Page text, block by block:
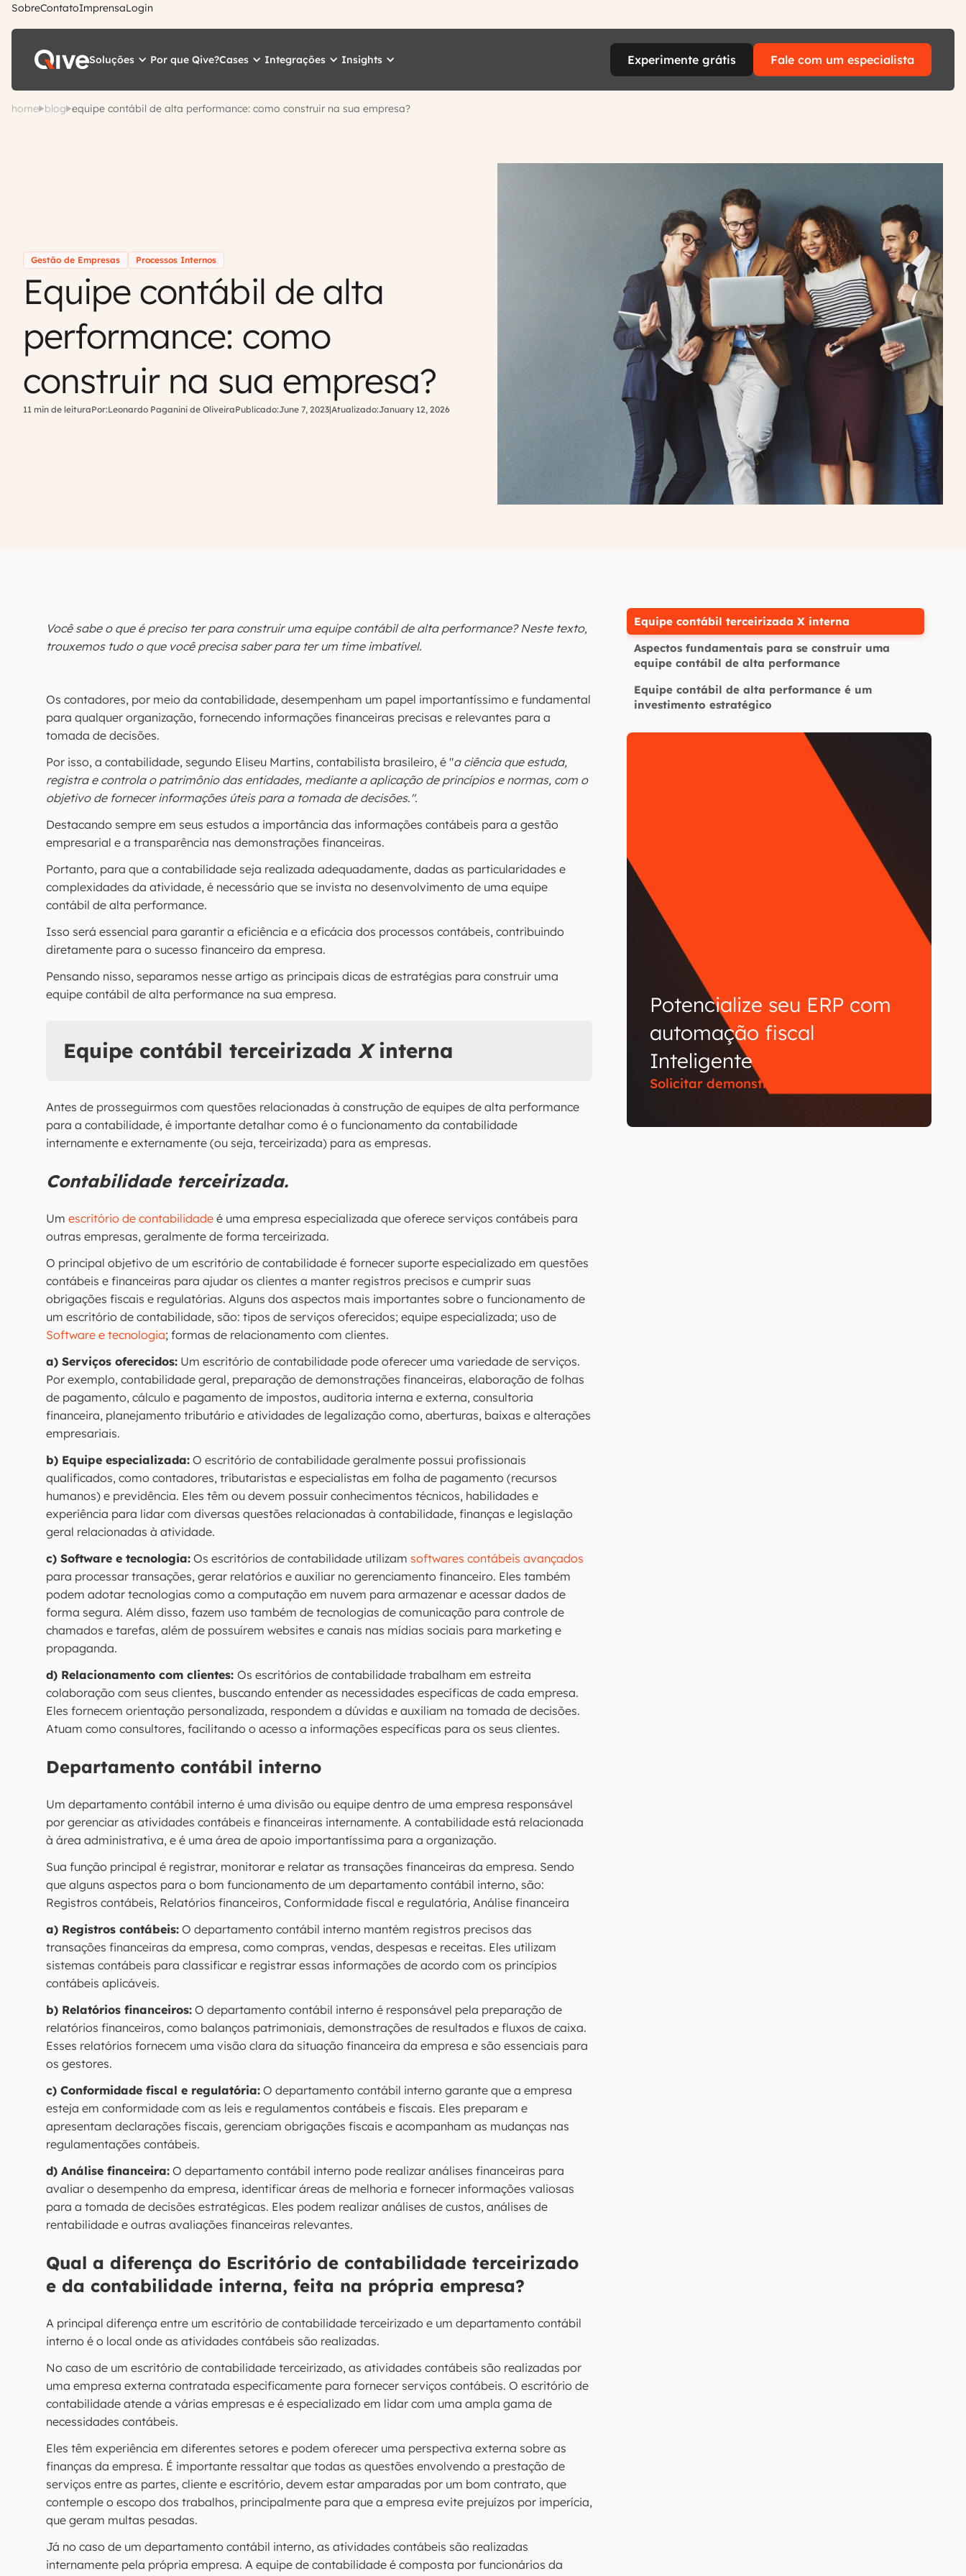
SobreContatoImprensaLogin
Soluções Por que Qive?Cases Integrações Insights Experimente grátis Fale com um especialista
home blog equipe contábil de alta performance: como construir na sua empresa?
Gestão de Empresas Processos Internos
Equipe contábil de alta
performance: como
construir na sua empresa?
11 min de leituraPor:Leonardo Paganini de OliveiraPublicado:June 7, 2023|Atualizado:January 12, 2026
Equipe contábil terceirizada X interna
Aspectos fundamentais para se construir uma
equipe contábil de alta performance
Equipe contábil de alta performance é um
investimento estratégico
Potencialize seu ERP com
automação fiscal
Inteligente
Solicitar demonstração
Você sabe o que é preciso ter para construir uma equipe contábil de alta performance? Neste texto,
trouxemos tudo o que você precisa saber para ter um time imbatível.
Os contadores, por meio da contabilidade, desempenham um papel importantíssimo e fundamental
para qualquer organização, fornecendo informações financeiras precisas e relevantes para a
tomada de decisões.
Por isso, a contabilidade, segundo Eliseu Martins, contabilista brasileiro, é "a ciência que estuda,
registra e controla o patrimônio das entidades, mediante a aplicação de princípios e normas, com o
objetivo de fornecer informações úteis para a tomada de decisões.".
Destacando sempre em seus estudos a importância das informações contábeis para a gestão
empresarial e a transparência nas demonstrações financeiras.
Portanto, para que a contabilidade seja realizada adequadamente, dadas as particularidades e
complexidades da atividade, é necessário que se invista no desenvolvimento de uma equipe
contábil de alta performance.
Isso será essencial para garantir a eficiência e a eficácia dos processos contábeis, contribuindo
diretamente para o sucesso financeiro da empresa.
Pensando nisso, separamos nesse artigo as principais dicas de estratégias para construir uma
equipe contábil de alta performance na sua empresa.
Equipe contábil terceirizada Xinterna
Antes de prosseguirmos com questões relacionadas à construção de equipes de alta performance
para a contabilidade, é importante detalhar como é o funcionamento da contabilidade
internamente e externamente (ou seja, terceirizada) para as empresas.
Contabilidade terceirizada.
Um escritório de contabilidade é uma empresa especializada que oferece serviços contábeis para
outras empresas, geralmente de forma terceirizada.
O principal objetivo de um escritório de contabilidade é fornecer suporte especializado em questões
contábeis e financeiras para ajudar os clientes a manter registros precisos e cumprir suas
obrigações fiscais e regulatórias. Alguns dos aspectos mais importantes sobre o funcionamento de
um escritório de contabilidade, são: tipos de serviços oferecidos; equipe especializada; uso de
Software e tecnologia; formas de relacionamento com clientes.
a) Serviços oferecidos: Um escritório de contabilidade pode oferecer uma variedade de serviços.
Por exemplo, contabilidade geral, preparação de demonstrações financeiras, elaboração de folhas
de pagamento, cálculo e pagamento de impostos, auditoria interna e externa, consultoria
financeira, planejamento tributário e atividades de legalização como, aberturas, baixas e alterações
empresariais.
b) Equipe especializada: O escritório de contabilidade geralmente possui profissionais
qualificados, como contadores, tributaristas e especialistas em folha de pagamento (recursos
humanos) e previdência. Eles têm ou devem possuir conhecimentos técnicos, habilidades e
experiência para lidar com diversas questões relacionadas à contabilidade, finanças e legislação
geral relacionadas à atividade.
c) Software e tecnologia: Os escritórios de contabilidade utilizam softwares contábeis avançados
para processar transações, gerar relatórios e auxiliar no gerenciamento financeiro. Eles também
podem adotar tecnologias como a computação em nuvem para armazenar e acessar dados de
forma segura. Além disso, fazem uso também de tecnologias de comunicação para controle de
chamados e tarefas, além de possuírem websites e canais nas mídias sociais para marketing e
propaganda.
d) Relacionamento com clientes: Os escritórios de contabilidade trabalham em estreita
colaboração com seus clientes, buscando entender as necessidades específicas de cada empresa.
Eles fornecem orientação personalizada, respondem a dúvidas e auxiliam na tomada de decisões.
Atuam como consultores, facilitando o acesso a informações específicas para os seus clientes.
Departamento contábil interno
Um departamento contábil interno é uma divisão ou equipe dentro de uma empresa responsável
por gerenciar as atividades contábeis e financeiras internamente. A contabilidade está relacionada
à área administrativa, e é uma área de apoio importantíssima para a organização.
Sua função principal é registrar, monitorar e relatar as transações financeiras da empresa. Sendo
que alguns aspectos para o bom funcionamento de um departamento contábil interno, são:
Registros contábeis, Relatórios financeiros, Conformidade fiscal e regulatória, Análise financeira
a) Registros contábeis: O departamento contábil interno mantém registros precisos das
transações financeiras da empresa, como compras, vendas, despesas e receitas. Eles utilizam
sistemas contábeis para classificar e registrar essas informações de acordo com os princípios
contábeis aplicáveis.
b) Relatórios financeiros: O departamento contábil interno é responsável pela preparação de
relatórios financeiros, como balanços patrimoniais, demonstrações de resultados e fluxos de caixa.
Esses relatórios fornecem uma visão clara da situação financeira da empresa e são essenciais para
os gestores.
c) Conformidade fiscal e regulatória: O departamento contábil interno garante que a empresa
esteja em conformidade com as leis e regulamentos contábeis e fiscais. Eles preparam e
apresentam declarações fiscais, gerenciam obrigações fiscais e acompanham as mudanças nas
regulamentações contábeis.
d) Análise financeira: O departamento contábil interno pode realizar análises financeiras para
avaliar o desempenho da empresa, identificar áreas de melhoria e fornecer informações valiosas
para a tomada de decisões estratégicas. Eles podem realizar análises de custos, análises de
rentabilidade e outras avaliações financeiras relevantes.
Qual a diferença do Escritório de contabilidade terceirizado
e da contabilidade interna, feita na própria empresa?
A principal diferença entre um escritório de contabilidade terceirizado e um departamento contábil
interno é o local onde as atividades contábeis são realizadas.
No caso de um escritório de contabilidade terceirizado, as atividades contábeis são realizadas por
uma empresa externa contratada especificamente para fornecer serviços contábeis. O escritório de
contabilidade atende a várias empresas e é especializado em lidar com uma ampla gama de
necessidades contábeis.
Eles têm experiência em diferentes setores e podem oferecer uma perspectiva externa sobre as
finanças da empresa. É importante ressaltar que todas as questões envolvendo a prestação de
serviços entre as partes, cliente e escritório, devem estar amparadas por um bom contrato, que
contemple o escopo dos trabalhos, principalmente para que a empresa evite prejuízos por imperícia,
que geram multas pesadas.
Já no caso de um departamento contábil interno, as atividades contábeis são realizadas
internamente pela própria empresa. A equipe de contabilidade é composta por funcionários da